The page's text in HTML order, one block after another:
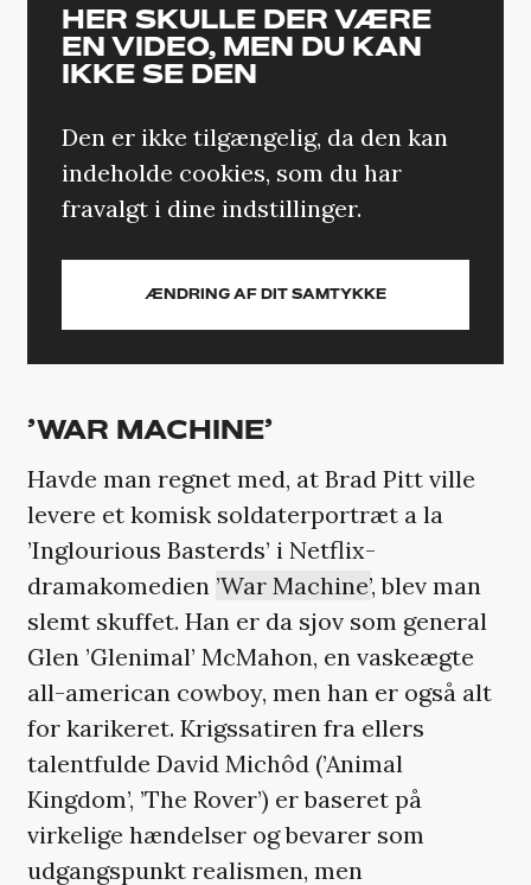
HER SKULLE DER VÆRE
EN VIDEO, MEN DU KAN
IKKE SE DEN
Den er ikke tilgængelig, da den kan
indeholde cookies, som du har
fravalgt i dine indstillinger.
ÆNDRING AF DIT SAMTYKKE
’WAR MACHINE’
Havde man regnet med, at Brad Pitt ville
levere et komisk soldaterportræt a la
’Inglourious Basterds’ i Netflix-
dramakomedien ’War Machine’, blev man
slemt skuffet. Han er da sjov som general
Glen ’Glenimal’ McMahon, en vaskeægte
all-american cowboy, men han er også alt
for karikeret. Krigssatiren fra ellers
talentfulde David Michôd (’Animal
Kingdom’, ’The Rover’) er baseret på
virkelige hændelser og bevarer som
udgangspunkt realismen, men